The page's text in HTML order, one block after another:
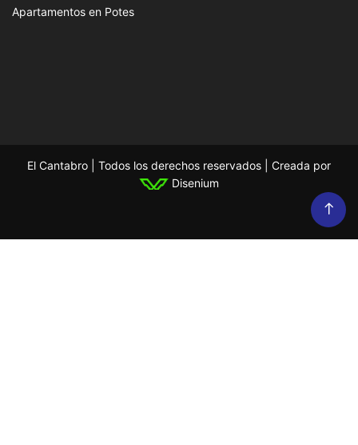
Apartamentos en Potes
El Cantabro | Todos los derechos reservados | Creada por
Disenium